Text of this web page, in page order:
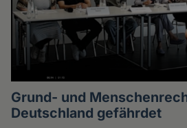
Grund- und
Deutschland gefährdet